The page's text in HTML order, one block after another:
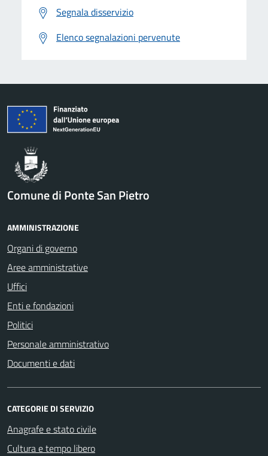
Segnala disservizio
Elenco segnalazioni pervenute
Comune di Ponte San Pietro
AMMINISTRAZIONE
Organi di governo
Aree amministrative
Uffici
Enti e fondazioni
Politici
Personale amministrativo
Documenti e dati
CATEGORIE DI SERVIZIO
Anagrafe e stato civile
Cultura e tempo libero